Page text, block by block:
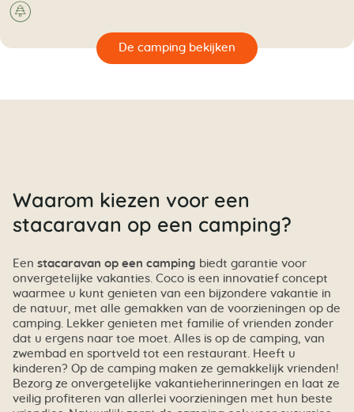
🌲
🔍
Waarom kiezen voor een
stacaravan op een camping?
Een stacaravan op een camping biedt garantie voor
onvergetelijke vakanties. Coco is een innovatief concept
waarmee u kunt genieten van een bijzondere vakantie in
de natuur, met alle gemakken van de voorzieningen op de
camping. Lekker genieten met familie of vrienden zonder
dat u ergens naar toe moet. Alles is op de camping, van
zwembad en sportveld tot een restaurant. Heeft u
kinderen? Op de camping maken ze gemakkelijk vrienden!
Bezorg ze onvergetelijke vakantieherinneringen en laat ze
veilig profiteren van allerlei voorzieningen met hun beste